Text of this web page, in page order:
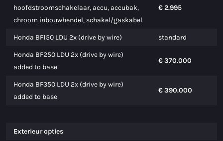
hoofdstroomschakelaar, accu, accubak,
chroom inbouwhendel, schakel/gaskabel
€ 2.995
Honda BF150 LDU 2x (drive by wire) standard
Honda BF250 LDU 2x (drive by wire)
added to base
€ 370.000
Honda BF350 LDU 2x (drive by wire)
added to base
€ 390.000
Exterieur opties